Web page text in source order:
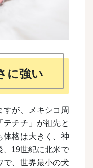
に強い
が、メキシコ周
チチ」が祖先と
体格は大きく、神
、19世紀に北米で
で、世界最小の犬